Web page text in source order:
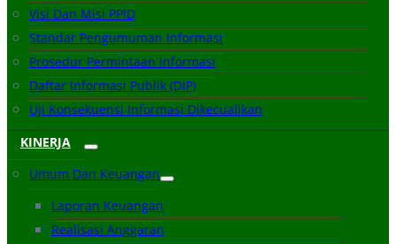
Visi Dan Misi PPID
Standar Pengumuman Informasi
Prosedur Permintaan Informasi
Daftar Informasi Publik (DIP)
Uji Konsekuensi Informasi Dikecualikan
KINERJA
Umum Dan Keuangan
Laporan Keuangan
Realisasi Anggaran